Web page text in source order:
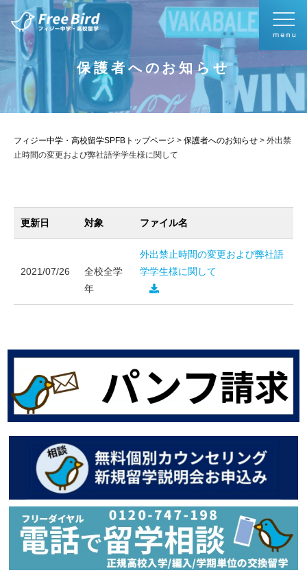
保護者へのお知らせ
フィジー中学・高校留学SPFBトップページ > 保護者へのお知らせ > 外出禁
止時間の変更および弊社語学学生様に関して
更新日 対象 ファイル名
2021/07/26
全校全学
年
外出禁止時間の変更および弊社語
学学生様に関して